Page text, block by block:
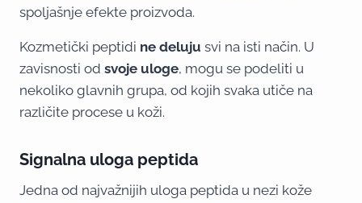
spoljašnje efekte proizvoda.
Kozmetički peptidi ne deluju svi na isti način. U
zavisnosti od svoje uloge, mogu se podeliti u
nekoliko glavnih grupa, od kojih svaka utiče na
različite procese u koži.
Signalna uloga peptida
Jedna od najvažnijih uloga peptida u nezi kože